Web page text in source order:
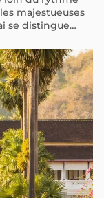
majestueuses
se distingue
En tant que
je peux affirmer
une aventure
offre un mélange
avec des
chaudes
et des marchés
devrait être